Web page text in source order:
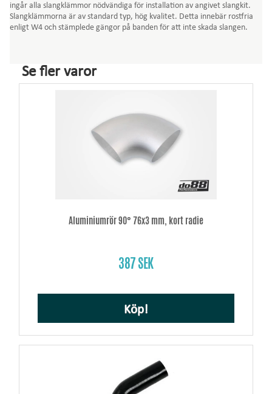
ingår alla slangklämmor nödvändiga för installation av angivet slangkit.
Slangklämmorna är av standard typ, hög kvalitet. Detta innebär rostfria
enligt W4 och stämplede gängor på banden för att inte skada slangen.
Se fler varor
Aluminiumrör 90° 76x3 mm, kort radie
387 SEK
Köp!